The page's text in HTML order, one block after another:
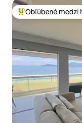
Najobľúbenejšie
Obľúbené medzi